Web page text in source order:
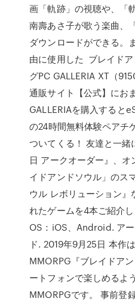
画「軌跡」の視聴や、「
南壽あさ子が歌う楽曲、
ダウンロードができる。
由に使用した ブレイド
グPC GALLERIA XT（
通販サイト【公式】にお
GALLERIAを購入すると
の24時間無料体験ペアチ
ついてくる！ 友達と一
日 アークオーダー』、
イドアンドソウル」のス
ウル レボリューション』
れたゲームを4本ご紹介
OS：iOS、Android. ア
ド. 2019年9月25日 本作
MMORPG『ブレイドア
ートフォンで楽しめるよ
MMORPGです。 事前登